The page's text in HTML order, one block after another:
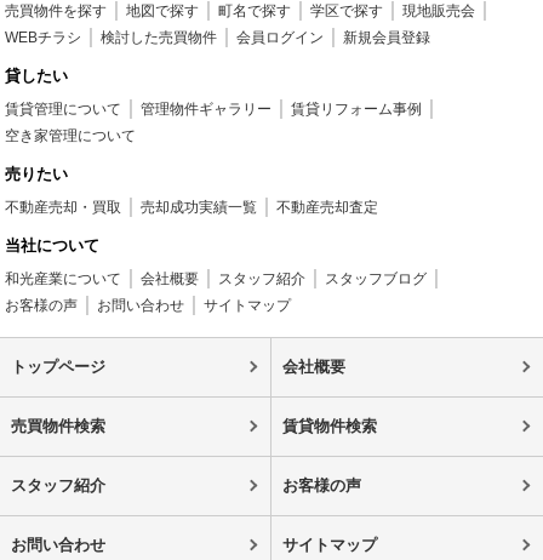
売買物件を探す 地図で探す 町名で探す 学区で探す
現地販売会
WEBチラシ
検討した売買物件 会員ログイン 新規会員登録
貸したい
賃貸管理について 管理物件ギャラリー
賃貸リフォーム事例
空き家管理について
売りたい
不動産売却・買取 売却成功実績一覧 不動産売却査定
当社について
和光産業について 会社概要 スタッフ紹介
スタッフブログ
お客様の声
お問い合わせ サイトマップ
トップページ 会社概要
売買物件検索 賃貸物件検索
スタッフ紹介 お客様の声
お問い合わせ サイトマップ